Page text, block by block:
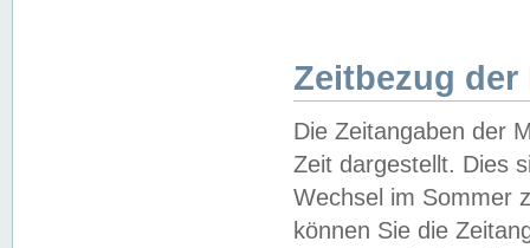
Zeitbezug der
Die Zeitangaben der
Zeit dargestellt. Dies
Wechsel im Sommer
können Sie die